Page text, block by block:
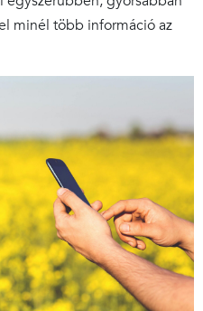
minél több információ az